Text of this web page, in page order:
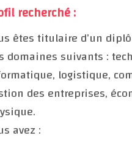
Profil recherché :
Vous êtes titulaire
des domaines suivants
informatique,
gestion des
physique.
Vous avez :